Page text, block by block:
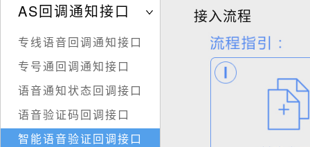
AS回调通知接口
专线语音回调通知接口
专号通回调通知接口
语音通知状态回调接口
语音验证码回调接口
智能语音验证回调接口
接入流程